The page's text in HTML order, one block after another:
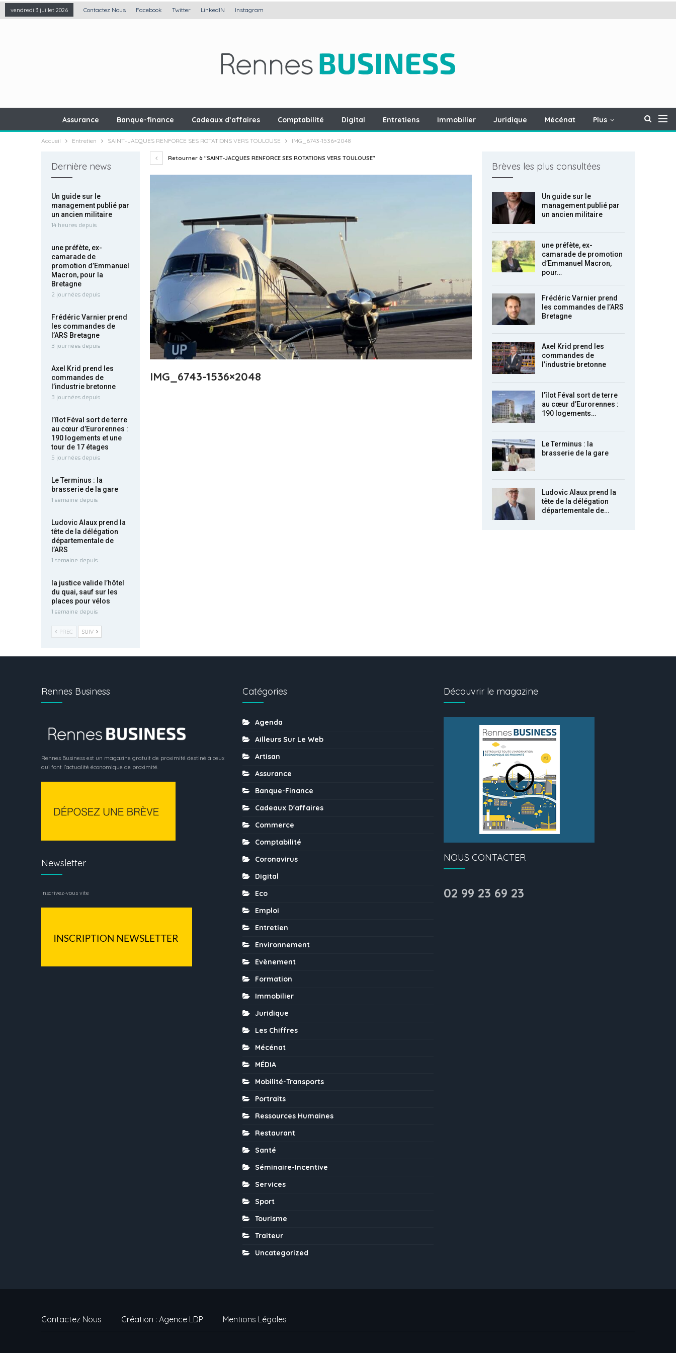
vendredi 3 juillet 2026 Contactez Nous Facebook Twitter LinkedIN Instagram
Assurance Banque-finance Cadeaux d’affaires Comptabilité Digital Entretiens Immobilier Juridique Mécénat Plus
Accueil Entretien SAINT-JACQUES RENFORCE SES ROTATIONS VERS TOULOUSE IMG_6743-1536×2048
Retourner à "SAINT-JACQUES RENFORCE SES ROTATIONS VERS TOULOUSE"
IMG_6743-1536×2048
Brèves les plus consultées
Un guide sur le
management publié par
un ancien militaire
une préfète, ex-
camarade de promotion
d’Emmanuel Macron,
pour…
Frédéric Varnier prend
les commandes de l’ARS
Bretagne
Axel Krid prend les
commandes de
l’industrie bretonne
l’îlot Féval sort de terre
au cœur d’Eurorennes :
190 logements…
Le Terminus : la
brasserie de la gare
Ludovic Alaux prend la
tête de la délégation
départementale de…
Dernière news
Un guide sur le
management publié par
un ancien militaire
14 heures depuis
une préfète, ex-
camarade de
promotion d’Emmanuel
Macron, pour la
Bretagne
2 journées depuis
Frédéric Varnier prend
les commandes de
l’ARS Bretagne
3 journées depuis
Axel Krid prend les
commandes de
l’industrie bretonne
3 journées depuis
l’îlot Féval sort de terre
au cœur d’Eurorennes :
190 logements et une
tour de 17 étages
5 journées depuis
Le Terminus : la
brasserie de la gare
1 semaine depuis
Ludovic Alaux prend la
tête de la délégation
départementale de
l’ARS
1 semaine depuis
la justice valide l’hôtel
du quai, sauf sur les
places pour vélos
1 semaine depuis
PREC SUIV
Rennes Business
Rennes Business est un magazine gratuit de proximité destiné à ceux
qui font l’actualité économique de proximité.
Newsletter
Inscrivez-vous vite
Catégories
Agenda
Ailleurs Sur Le Web
Artisan
Assurance
Banque-Finance
Cadeaux D'affaires
Commerce
Comptabilité
Coronavirus
Digital
Eco
Emploi
Entretien
Environnement
Evènement
Formation
Immobilier
Juridique
Les Chiffres
Mécénat
MÉDIA
Mobilité-Transports
Portraits
Ressources Humaines
Restaurant
Santé
Séminaire-Incentive
Services
Sport
Tourisme
Traiteur
Uncategorized
Découvrir le magazine
NOUS CONTACTER
02 99 23 69 23
Contactez Nous Création : Agence LDP Mentions Légales